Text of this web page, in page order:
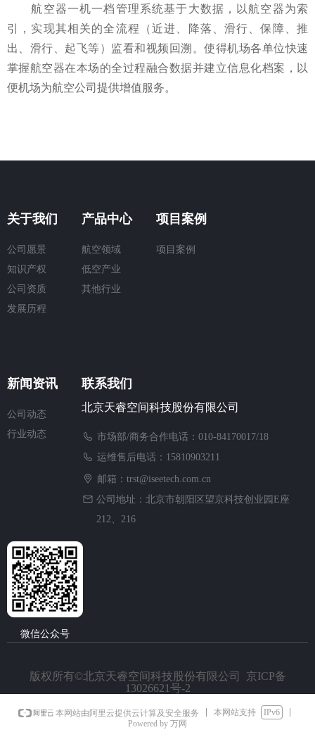
航空器一机一档管理系统基于大数据，以航空器为索
引，实现其相关的全流程（近进、降落、滑行、保障、推
出、滑行、起飞等）监看和视频回溯。使得机场各单位快速
掌握航空器在本场的全过程融合数据并建立信息化档案，以
便机场为航空公司提供增值服务。
关于我们
公司愿景
知识产权
公司资质
发展历程
产品中心
航空领域
低空产业
其他行业
项目案例
项目案例
版权所有©北京天睿空间科技股份有限公司 京ICP备
13026621号-2
新闻资讯
公司动态
行业动态
联系我们
北京天睿空间科技股份有限公司
市场部/商务合作电话：010-84170017/18
运维售后电话：15810903211
邮箱：trst@iseetech.com.cn
公司地址：北京市朝阳区望京科技创业园E座
212、216
微信公众号
本网站由阿里云提供云计算及安全服务 本网站支持
IPv6
Powered by 万网